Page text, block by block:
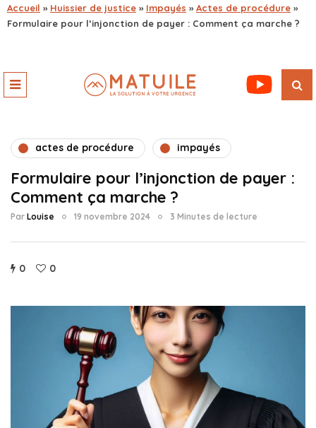
Accueil » Huissier de justice » Impayés »Actes de procédure »
Formulaire pour l’injonction de payer : Comment ça marche ?
actes de procédure impayés
Formulaire pour l’injonction de payer :
Comment ça marche ?
Par Louise 19 novembre 2024 3 Minutes de lecture
0 0